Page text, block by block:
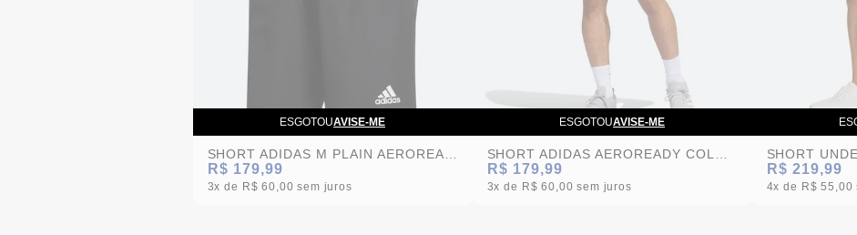
ESGOTOUAVISE-ME
R$ 179,99
3x R$ 60,00sem juros
ESGOTOUAVISE-ME
R$ 179,99
3x R$ 60,00sem juros
R$ 219,99
4x R$ 55,00